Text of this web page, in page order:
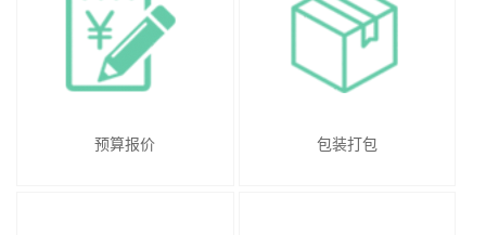
预算报价 包装打包